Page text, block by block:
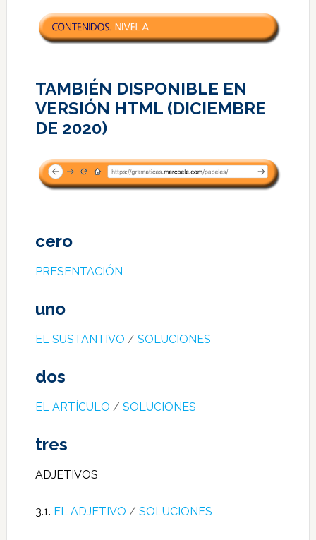
TAMBIÉN DISPONIBLE EN
VERSIÓN HTML (DICIEMBRE
DE 2020)
cero
PRESENTACIÓN
uno
EL SUSTANTIVO / SOLUCIONES
dos
EL ARTÍCULO / SOLUCIONES
tres
ADJETIVOS
3.1. EL ADJETIVO / SOLUCIONES